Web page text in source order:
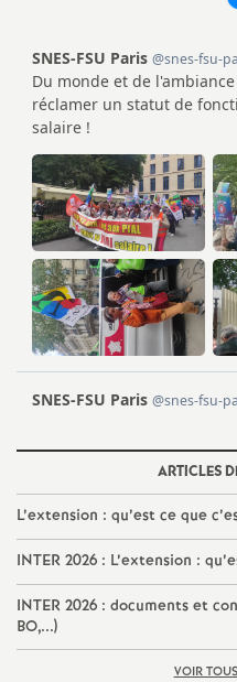
ARTICLES
L’extension : qu’est ce que
INTER 2026 : L’extension :
INTER 2026 : documents et
BO,...)
VOIR